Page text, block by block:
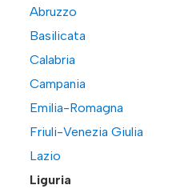
Abruzzo
Basilicata
Calabria
Campania
Emilia-Romagna
Friuli-Venezia Giulia
Lazio
Liguria